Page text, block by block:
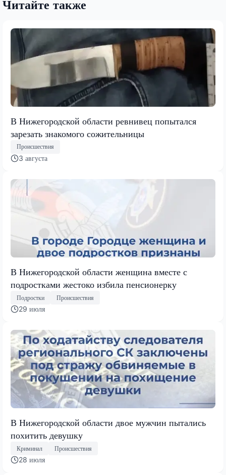
Читайте также
В Нижегородской области ревнивец попытался
зарезать знакомого сожительницы
Происшествия
3 августа
В Нижегородской области женщина вместе с
подростками жестоко избила пенсионерку
Подростки Происшествия
29 июля
В Нижегородской области двое мужчин пытались
похитить девушку
Криминал Происшествия
28 июля